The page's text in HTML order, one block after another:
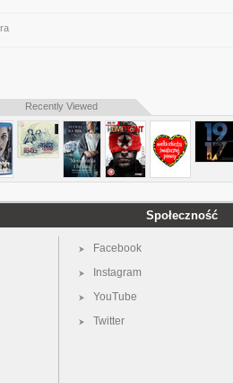
Recently Viewed
Społeczność
Facebook
Instagram
YouTube
Twitter